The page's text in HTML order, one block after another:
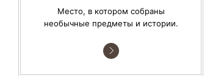
Место, в котором собраны
необычные предметы и истории.